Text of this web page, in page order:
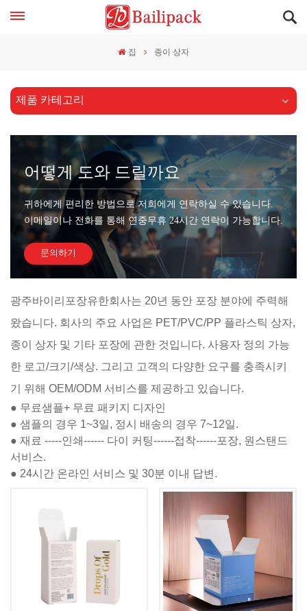
집 종이 상자
제품 카테고리
어떻게 도와 드릴까요
귀하에게 편리한 방법으로 저희에게 연락하실 수 있습니다.
이메일이나 전화를 통해 연중무휴 24시간 연락이 가능합니다.
문의하기
광주바이리포장유한회사는 20년 동안 포장 분야에 주력해
왔습니다. 회사의 주요 사업은 PET/PVC/PP 플라스틱 상자,
종이 상자 및 기타 포장에 관한 것입니다. 사용자 정의 가능
한 로고/크기/색상. 그리고 고객의 다양한 요구를 충족시키
기 위해 OEM/ODM 서비스를 제공하고 있습니다.
● 무료샘플+ 무료 패키지 디자인
● 샘플의 경우 1~3일, 정시 배송의 경우 7~12일.
● 재료 -----인쇄------ 다이 커팅------접착------포장, 원스탠드
서비스.
● 24시간 온라인 서비스 및 30분 이내 답변.